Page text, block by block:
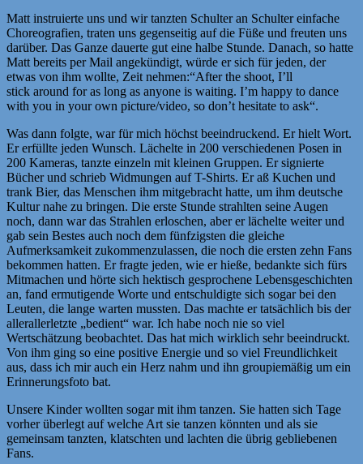
Matt instruierte uns und wir tanzten Schulter an Schulter einfache
Choreografien, traten uns gegenseitig auf die Füße und freuten uns
darüber. Das Ganze dauerte gut eine halbe Stunde. Danach, so hatte
Matt bereits per Mail angekündigt, würde er sich für jeden, der
etwas von ihm wollte, Zeit nehmen:“After the shoot, I’ll
stick around for as long as anyone is waiting. I’m happy to dance
with you in your own picture/video, so don’t hesitate to ask“.
Was dann folgte, war für mich höchst beeindruckend. Er hielt Wort.
Er erfüllte jeden Wunsch. Lächelte in 200 verschiedenen Posen in
200 Kameras, tanzte einzeln mit kleinen Gruppen. Er signierte
Bücher und schrieb Widmungen auf T-Shirts. Er aß Kuchen und
trank Bier, das Menschen ihm mitgebracht hatte, um ihm deutsche
Kultur nahe zu bringen. Die erste Stunde strahlten seine Augen
noch, dann war das Strahlen erloschen, aber er lächelte weiter und
gab sein Bestes auch noch dem fünfzigsten die gleiche
Aufmerksamkeit zukommenzulassen, die noch die ersten zehn Fans
bekommen hatten. Er fragte jeden, wie er hieße, bedankte sich fürs
Mitmachen und hörte sich hektisch gesprochene Lebensgeschichten
an, fand ermutigende Worte und entschuldigte sich sogar bei den
Leuten, die lange warten mussten. Das machte er tatsächlich bis der
allerallerletzte „bedient“ war. Ich habe noch nie so viel
Wertschätzung beobachtet. Das hat mich wirklich sehr beeindruckt.
Von ihm ging so eine positive Energie und so viel Freundlichkeit
aus, dass ich mir auch ein Herz nahm und ihn groupiemäßig um ein
Erinnerungsfoto bat.
Unsere Kinder wollten sogar mit ihm tanzen. Sie hatten sich Tage
vorher überlegt auf welche Art sie tanzen könnten und als sie
gemeinsam tanzten, klatschten und lachten die übrig gebliebenen
Fans.